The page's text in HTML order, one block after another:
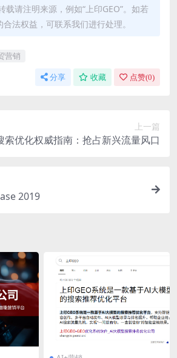
载请注明来源，例如“上印GEO”。如若
法权益，可联系我们进行处理。
营销
分享 收藏 点赞(0)
上一篇
索优化权威指南：抢占新兴流量风口
2019